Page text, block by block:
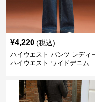
¥4,220 (税込)
ハイウエスト パンツ レディ
ハイウエスト ワイドデニム